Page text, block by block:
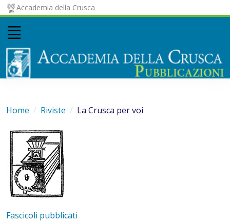
Accademia della Crusca
Home Riviste La Crusca per voi
Fascicoli pubblicati